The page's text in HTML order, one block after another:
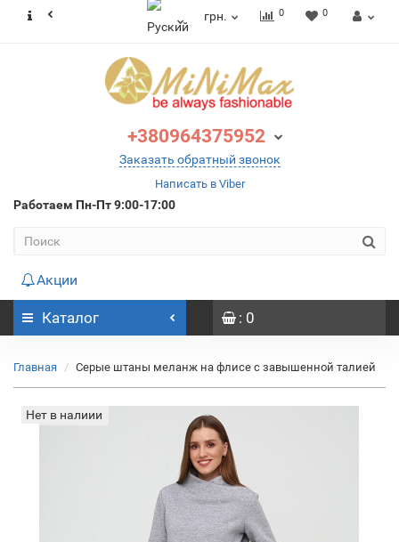
грн. 0 0
+380964375952
Заказать обратный звонок
Написать в Viber
Работаем Пн-Пт 9:00-17:00
Акции
Каталог : 0
Главная Серые штаны меланж на флисе с завышенной талией
Нет в налиии